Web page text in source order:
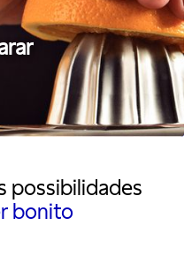
possibilidades
bonito